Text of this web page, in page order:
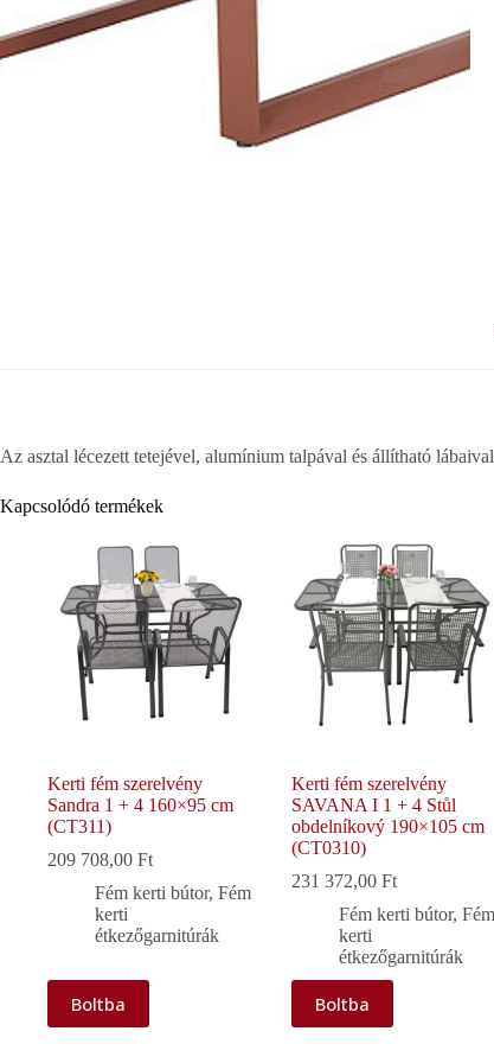
Az asztal lécezett tetejével, alumínium talpával és állítható
Kapcsolódó termékek
Kerti fém szerelvény
Sandra 1 + 4 160×95 cm
(CT311)
209 708,00 Ft
Fém kerti bútor, Fém
kerti
étkezőgarnitúrák
Boltba
Kerti fém szerelvény
SAVANA I 1 + 4 Stůl
obdelníkový 190×105 cm
(CT0310)
231 372,00Ft
Fém kerti bútor,Fém
kerti
étkezőgarnitúrák
Boltba